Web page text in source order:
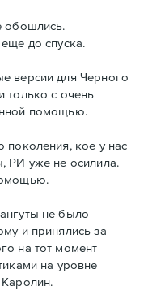
обошлись.
до спуска.
версии для Черного
только с очень
помощью.
поколения, кое у нас
РИ уже не осилила.
не было
и принялись за
на тот момент
на уровне